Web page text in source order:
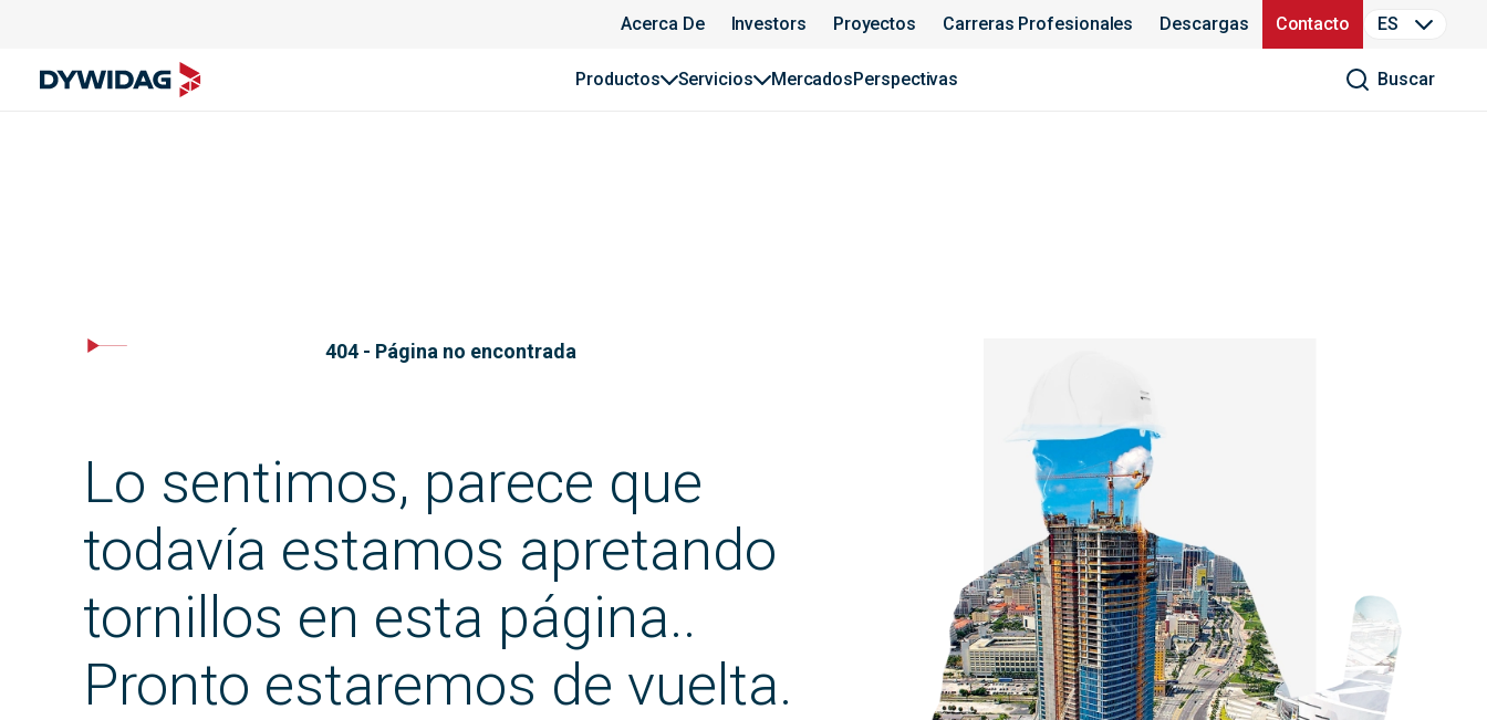
Acerca De Investors Proyectos Carreras Profesionales Descargas Contacto ES
Productos Servicios MercadosPerspectivas Buscar
404 - Página no encontrada
Lo sentimos, parece que
todavía estamos apretando
tornillos en esta página..
Pronto estaremos de vuelta.